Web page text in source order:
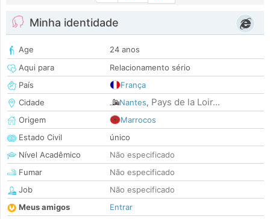
Minha identidade
Age
24 anos
Aqui para
Relacionamento sério
País
França
Cidade
Nantes, Pays de la Loir...
Origem
Marrocos
Estado Civil
único
Nível Acadêmico
Não especificado
Fumar
Não especificado
Job
Não especificado
Meus amigos
Entrar